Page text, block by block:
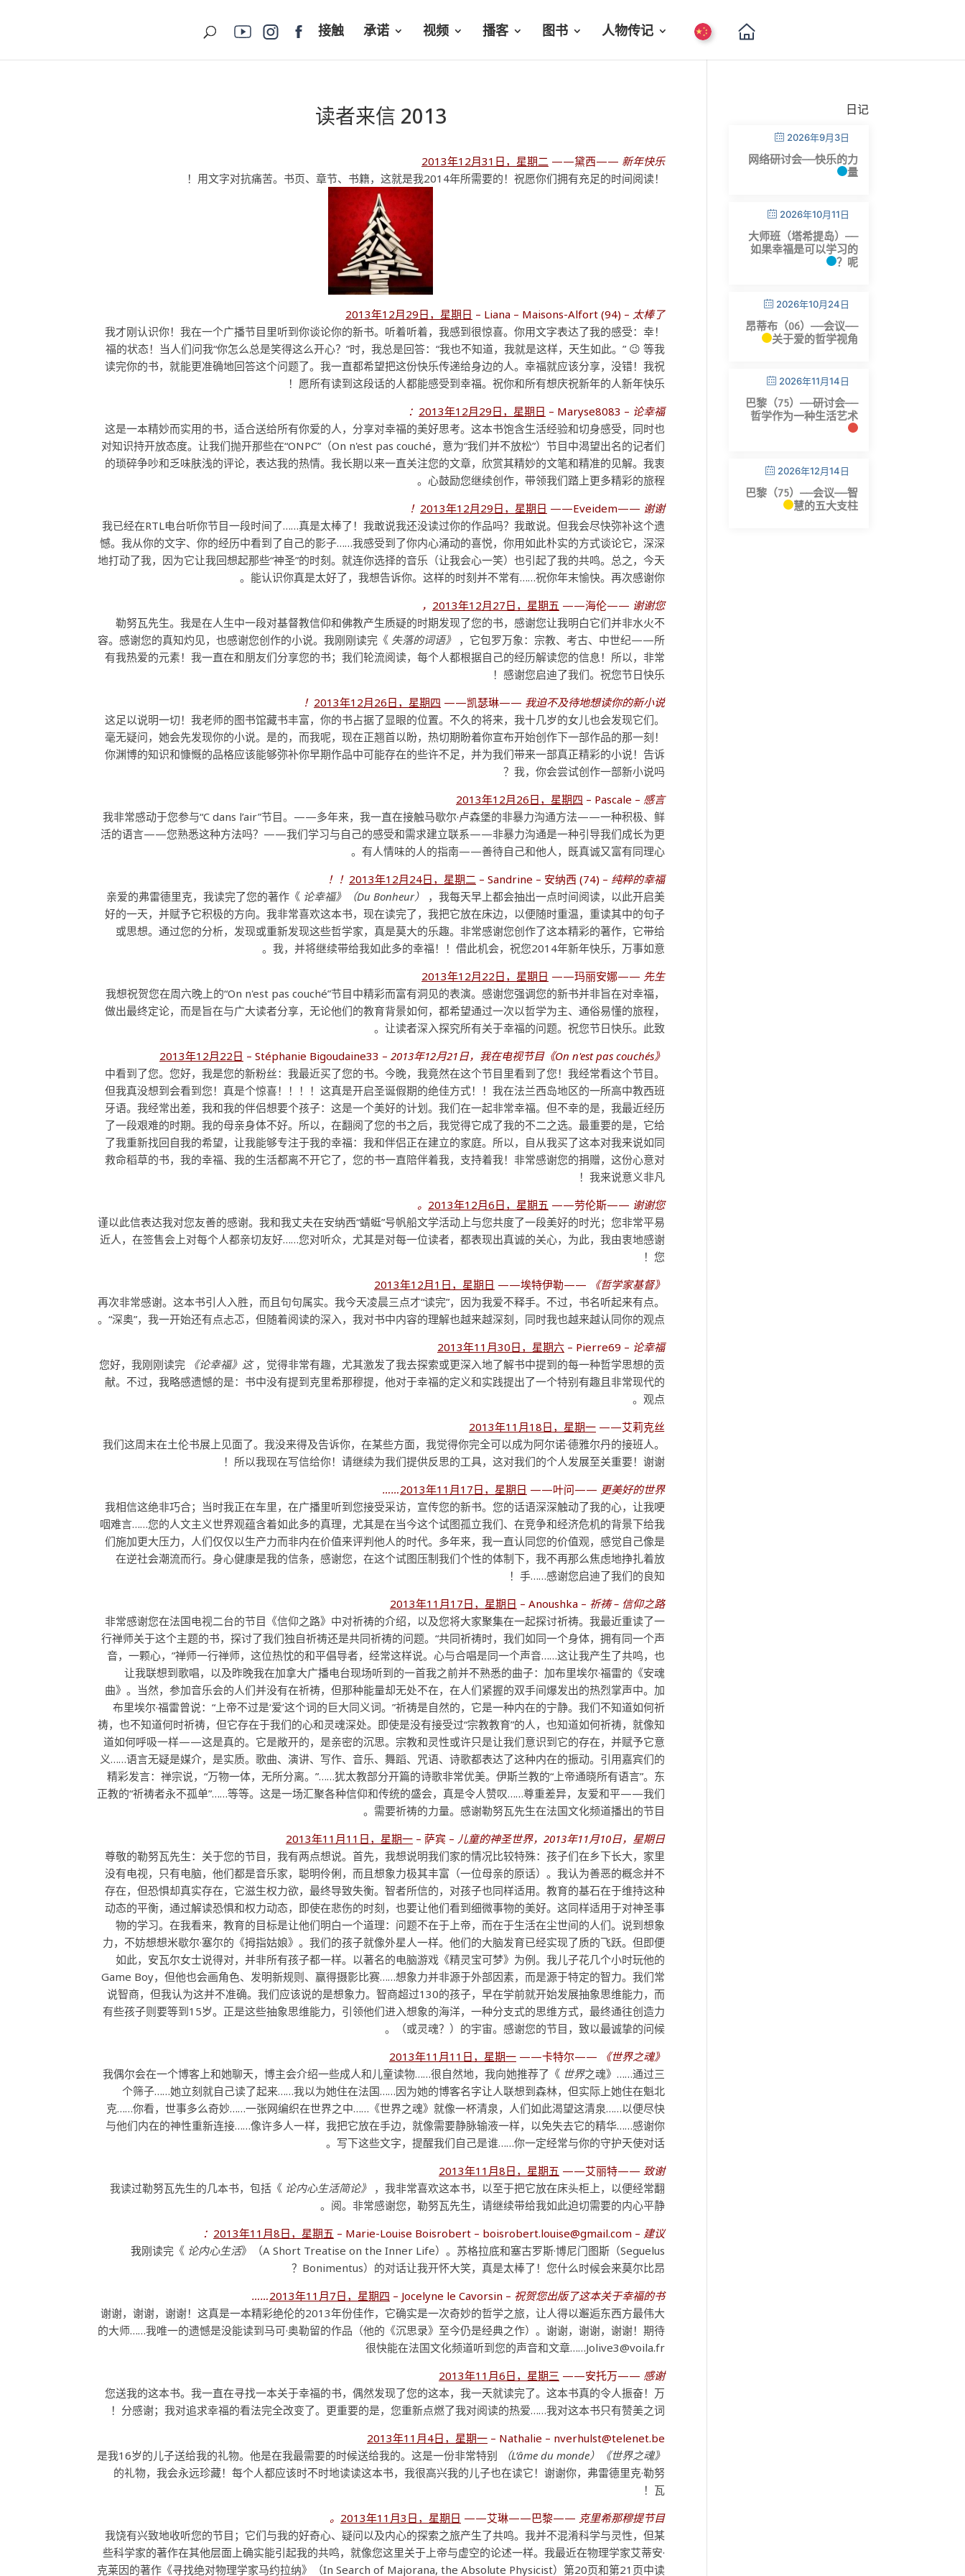
人物传记
图书
播客
视频
承诺
接触
读者来信 2013
2013年12月31日，星期二 ——黛西—— 新年快乐
！用文字对抗痛苦。书页、章节、书籍，这就是我2014年所需要的！祝愿你们拥有充足的时间阅读！
2013年12月29日，星期日 – Liana – Maisons-Alfort (94) – 太棒了
！我才刚认识你！我在一个广播节目里听到你谈论你的新书。听着听着，我感到很惊喜。你用文字表达了我的感受：幸
福的状态！当人们问我“你怎么总是笑得这​​么开心？”时，我总是回答：“我也不知道，我就是这样，天生如此。” 😉 等我
读完你的书，就能更准确地回答这个问题了。我一直都希望把这份快乐传递给身边的人。幸福就应该分享，没错！我祝
愿所有读到这段话的人都能感受到幸福。祝你和所有想庆祝新年的人新年快乐！
2013年12月29日，星期日 – Maryse8083 – 论幸福：
这是一本精妙而实用的书，适合送给所有你爱的人，分享对幸福的美好思考。这本书饱含生活经验和切身感受，同时也
对知识持开放态度。让我们抛开那些在“ONPC”（On n'est pas couché，意为“我们并不放松”）节目中渴望出名的记者们
的琐碎争吵和乏味肤浅的评论，表达我的热情。我长期以来一直关注您的文章，欣赏其精妙的文笔和精准的见解。我衷
心鼓励您继续创作，带领我们踏上更多精彩的旅程。
2013年12月29日，星期日 ——Eveidem—— 谢谢！
我已经在RTL电台听你节目一段时间了……真是太棒了！我敢说我还没读过你的作品吗？我敢说。但我会尽快弥补这个遗
憾。我从你的文字、你的经历中看到了自己的影子……我感受到了你内心涌动的喜悦，你用如此朴实的方式谈论它，深深
地打动了我，因为它让我回想起那些“神圣”的时刻。就连你选择的音乐（让我会心一笑）也引起了我的共鸣。总之，今天
能认识你真是太好了，我想告诉你。这样的时刻并不常有……祝你年末愉快。再次感谢你。
2013年12月27日，星期五 ——海伦—— 谢谢您，
勒努瓦先生。我是在人生中一段对基督教信仰和佛教产生质疑的时期发现了您的书，感谢您让我明白它们并非水火不
容。感谢您的真知灼见，也感谢您创作的小说。我刚刚读完《 失落的词语》 ，它包罗万象：宗教、考古、中世纪——所
有我热爱的元素！我一直在和朋友们分享您的书；我们轮流阅读，每个人都根据自己的经历解读您的信息！所以，非常
感谢您启迪了我们。祝您节日快乐！
2013年12月26日，星期四 ——凯瑟琳—— 我迫不及待地想读你的新小说！
这足以说明一切！我老师的图书馆藏书丰富，你的书占据了显眼的位置。不久的将来，我十几岁的女儿也会发现它们。
毫无疑问，她会先发现你的小说。是的，而我呢，现在正翘首以盼，热切期盼着你宣布开始创作下一部作品的那一刻！
你渊博的知识和慷慨的品格应该能够弥补你早期作品中可能存在的些许不足，并为我们带来一部真正精彩的小说！告诉
我，你会尝试创作一部新小说吗？
2013年12月26日，星期四 – Pascale – 感言
我非常感动于您参与“C dans l’air”节目。——多年来，我一直在接触马歇尔·卢森堡的非暴力沟通方法——一种积极、鲜
活的语言——您熟悉这种方法吗？——我们学习与自己的感受和需求建立联系——非暴力沟通是一种引导我们成长为更
有人情味的人的指南——善待自己和他人，既真诚又富有同理心。
2013年12月24日，星期二 – Sandrine – 安纳西 (74) –纯粹的幸福！！
亲爱的弗雷德里克，我读完了您的著作《 论幸福》（Du Bonheur）
，我每天早上都会抽出一点时间阅读，以此开启美
好的一天，并赋予它积极的方向。我非常喜欢这本书，现在读完了，我把它放在床边，以便随时重温，重读其中的句子
或思想。通过您的分析，发现或重新发现这些哲学家，真是莫大的乐趣。非常感谢您创作了这本精彩的著作，它带给
我，并将继续带给我如此多的幸福！！借此机会，祝您2014年新年快乐，万事如意。
2013年12月22日，星期日 ——玛丽安娜—— 先生
，我想祝贺您在周六晚上的“On n'est pas couché”节目中精彩而富有洞见的表演。感谢您强调您的新书并非旨在对幸福
做出最终定论，而是旨在与广大读者分享，无论他们的教育背景如何，都希望通过一次以哲学为主、通俗易懂的旅程，
让读者深入探究所有关于幸福的问题。祝您节日快乐。此致。
2013年12月22日 – Stéphanie Bigoudaine33 –2013年12月21日，我在电视节目《On n'est pas couchés》
中看到了您。您好，我是您的新粉丝：我最近买了您的书。今晚，我竟然在这个节目里看到了您！我经常看这个节目。
但我真没想到会看到您！真是个惊喜！！！！这真是开启圣诞假期的绝佳方式！！我在法兰西岛地区的一所高中教西班
牙语。我经常出差，我和我的伴侣想要个孩子：这是一个美好的计划。我们在一起非常幸福。但不幸的是，我最近经历
了一段艰难的时期。我的母亲身体不好。所以，在翻阅了您的书之后，我觉得它成了我的不二之选。最重要的是，它给
了我重新找回自我的希望，让我能够专注于我的幸福：我和伴侣正在建立的家庭。所以，自从我买了这本对我来说如同
救命稻草的书，我的幸福、我的生活都离不开它了，您的书一直陪伴着我，支持着我！非常感谢您的捐赠，这份心意对
我来说意义非凡！
2013年12月6日，星期五 ——劳伦斯—— 谢谢您。
谨以此信表达我对您友善的感谢。我和我丈夫在安纳西“蜻蜓”号帆船文学活动上与您共度了一段美好的时光；您非常平易
近人，在签售会上对每个人都亲切友好……您对听众，尤其是对每一位读者，都表现出真诚的关心，为此，我由衷地感谢
您！
2013年12月1日，星期日 ——埃特伊勒——
《哲学家基督》
。再次非常感谢。这本书引人入胜，而且句句属实。我今天凌晨三点才“读完”，因为我爱不释手。不过，书名听起来有点
“深奥”，我一开始还有点忐忑，但随着阅读的深入，我对书中内容的理解也越来越深刻，同时我也越来越认同你的观点。
2013年11月30日，星期六 – Pierre69 – 论幸福
您好，我刚刚读完 《论幸福》这，觉得非常有趣，尤其激发了我去探索或更深入地了解书中提到的每一种哲学思想的贡
献。不过，我略感遗憾的是：书中没有提到克里希那穆提，他对于幸福的定义和实践提出了一个特别有趣且非常现代的
观点。
2013年11月18日，星期一 ——艾莉克丝
我们这周末在土伦书展上见面了。我没来得及告诉你，在某些方面，我觉得你完全可以成为阿尔诺·德雅尔丹的接班人。
所以我现在写信给你！请继续为我们提供反思的工具，这对我们的个人发展至关重要！谢谢！
2013年11月17日，星期日 ——叶问—— 更美好的世界……
我相信这绝非巧合；当时我正在车里，在广播里听到您接受采访，宣传您的新书。您的话语深深触动了我的心，让我哽
咽难言……您的人文主义世界观蕴含着如此多的真理，尤其是在当今这个试图孤立我们、在竞争和经济危机的背景下给我
们施加更大压力，人们仅仅以生产力而非内在价值来评判他人的时代。多年来，我一直认同您的价值观，感觉自己像是
在逆社会潮流而行。身心健康是我的信条，感谢您，在这个试图压制我们个性的体制下，我不再那么焦虑地挣扎着放
手……感谢您启迪了我们的良知！
2013年11月17日，星期日 – Anoushka – 祈祷 – 信仰之路
非常感谢您在法国电视二台的节目《信仰之路》中对祈祷的介绍，以及您将大家聚集在一起探讨祈祷。我最近重读了一
行禅师关于这个主题的书，探讨了我们独自祈祷还是共同祈祷的问题。“共同祈祷时，我们如同一个身体，拥有同一个声
音，一颗心，”禅师一行禅师，这位热忱的和平倡导者，经常这样说。心与合唱是同一个声音……这让我产生了共鸣，也
让我联想到歌唱，以及昨晚我在加拿大广播电台现场听到的一首我之前并不熟悉的曲子：加布里埃尔·福雷的《安魂
曲》。当然，参加音乐会的人们并没有在祈祷，但那种能量却无处不在，在人们紧握的双手间爆发出的热烈掌声中。加
布里埃尔·福雷曾说：“上帝不过是‘爱’这个词的巨大同义词。”祈祷是自然的，它是一种内在的宁静。我们不知道如何祈
祷，也不知道何时祈祷，但它存在于我们的心和灵魂深处。即使是没有接受过“宗教教育”的人，也知道如何祈祷，就像知
道如何呼吸一样——这是真的。它是敞开的，是亲密的沉思。宗教和灵性或许只是让我们意识到它的存在，并赋予它意
义……语言无疑是媒介，是实质。歌曲、演讲、写作、音乐、舞蹈、咒语、诗歌都表达了这种内在的振动。引用嘉宾们的
精彩发言：禅宗说，“万物一体，无所分离。”……犹太教部分开篇的诗歌非常优美。伊斯兰教的“上帝通晓所有语言”。东
正教的“祈祷者永不孤单”……等等。这是一场汇聚各种信仰和传统的盛会，真是令人赞叹……尊重差异，友爱和平——我们
需要祈祷的力量。感谢勒努瓦先生在法国文化频道播出的节目。
2013年11月11日，星期一 – 萨宾 – 儿童的神圣世界，2013年11月10日，星期日
尊敬的勒努瓦先生：关于您的节目，我有两点想说。首先，我想说明我们家的情况比较特殊：孩子们在乡下长大，家里
没有电视，只有电脑，他们都是音乐家，聪明伶俐，而且想象力极其丰富（一位母亲的原话）。我认为善恶的概念并不
存在，但恐惧却真实存在，它滋生权力欲，最终导致失衡。智者所信的，对孩子也同样适用。教育的基石在于维持这种
动态的平衡，通过解读恐惧和权力动态，即使在悲伤的时刻，也要让他们看到细微事物的美好。这同样适用于对神圣事
物的学习。在我看来，教育的目标是让他们明白一个道理：问题不在于上帝，而在于生活在尘世间的人们。说到想象
力，不妨想想米歇尔·塞尔的《拇指姑娘》。我们的孩子就像外星人一样。他们的大脑发育已经实现了质的飞跃。但即便
如此，安瓦尔女士说得对，并非所有孩子都一样。以著名的电脑游戏《精灵宝可梦》为例。我儿子花几个小时玩他的
Game Boy，但他也会画角色、发明新规则、赢得摄影比赛……想象力并非源于外部因素，而是源于特定的智力。我们常
说智商，但我认为这并不准确。我们应该说的是想象力。智商超过130的孩子，早在学前就开始发展抽象思维能力，而
有些孩子则要等到15岁。正是这些抽象思维能力，引领他们进入想象的海洋，一种分支式的思维方式，最终通往创造力
（或灵魂？）的宇宙。感谢您的节目，致以最诚挚的问候。
2013年11月11日，星期一 ——卡特尔——
《世界之魂》
我偶尔会在一个博客上和她聊天，博主会介绍一些成人和儿童读物……很自然地，我向她推荐了《 世界之魂》……通过三
个筛子……她立刻就自己读了起来……我以为她住在法国……因为她的博客名字让人联想到森林，但实际上她住在魁北
克……你看，世事多么奇妙……一张网编织在世界之中……《世界之魂》就像一杯清泉，人们如此渴望这清泉……以便尽快
与他们内在的神性重新连接……像许多人一样，我把它放在手边，就像需要静脉输液一样，以免失去它的精华……感谢你
写下这些文字，提醒我们自己是谁……你一定经常与你的守护天使对话。
2013年11月8日，星期五 ——艾丽特——致谢
我读过勒努瓦先生的几本书，包括《 论内心生活简论》 ，我非常喜欢这本书，以至于把它放在床头柜上，以便经常翻
阅。非常感谢您，勒努瓦先生，请继续带给我如此迫切需要的内心平静。
2013年11月8日，星期五 – Marie-Louise Boisrobert – boisrobert.louise@gmail.com – 建议：
我刚读完《 论内心生活》（A Short Treatise on the Inner Life）。苏格拉底和塞古罗斯·博尼门图斯（Seguelus
Bonimentus）的对话让我开怀大笑，真是太棒了！您什么时候会来莫尔比昂？
2013年11月7日，星期四 – Jocelyne le Cavorsin – 祝贺您出版了这本关于幸福的书……
谢谢，谢谢，谢谢！这真是一本精彩绝伦的2013年份佳作，它确实是一次奇妙的哲学之旅，让人得以邂逅东西方最伟大
的大师……我唯一的遗憾是没能读到马可·奥勒留的作品（他的《沉思录》至今仍是经典之作）。谢谢，谢谢，谢谢！期待
很快能在法国文化频道听到您的声音和文章……Jolive3@voila.fr
2013年11月6日，星期三 ——安托万—— 感谢
您送我的这本书。我一直在寻找一本关于幸福的书，偶然发现了您的这本，我一天就读完了。这本书真的令人振奋！万
分感谢；我对追求幸福的看法完全改变了。更重要的是，您重新点燃了我对阅读的热爱……我对这本书只有赞美之词！
2013年11月4日，星期一 – Nathalie – nverhulst@telenet.be
《世界之魂》（L’âme du monde）
是我16岁的儿子送给我的礼物。他是在我最需要的时候送给我的。这是一份非常特别
的礼物，我会永远珍藏！每个人都应该时不时地读读这本书，我很高兴我的儿子也在读它！谢谢你，弗雷德里克·勒努
瓦！
2013年11月3日，星期日 ——艾琳——巴黎—— 克里希那穆提节目。
我饶有兴致地收听您的节目；它们与我的好奇心、疑问以及内心的探索之旅产生了共鸣。我并不混淆科学与灵性，但某
些科学家的著作在其他层面上确实能引起我的共鸣，就像您这里关于上帝与虚空的论述一样。我最近在物理学家艾蒂安·
克莱因的著作《寻找绝对物理学家马约拉纳》（In Search of Majorana, the Absolute Physicist）第20页和第21页中读
日记
2026年9月3日
网络研讨会——快乐的力
量
2026年10月11日
大师班（塔希提岛）——
如果幸福是可以学习的
呢？
2026年10月24日
昂蒂布（06）——会议——
关于爱的哲学视角
2026年11月14日
巴黎（75）——研讨会——
哲学作为一种生活艺术
2026年12月14日
巴黎（75）——会议——智
慧的五大支柱